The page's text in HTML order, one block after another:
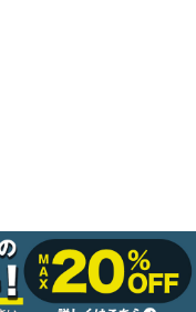
クリスマス
ランジェ